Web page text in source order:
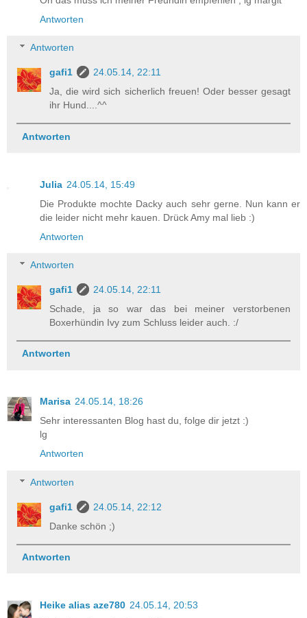
Antworten
Antworten
gafi1
24.05.14, 22:11
Ja, die wird sich sicherlich freuen! Oder besser gesagt
ihr Hund....^^
Antworten
Julia 24.05.14, 15:49
Die Produkte mochte Dacky auch sehr gerne. Nun kann er
die leider nicht mehr kauen. Drück Amy mal lieb :)
Antworten
Antworten
gafi1
24.05.14, 22:11
Schade, ja so war das bei meiner verstorbenen
Boxerhündin Ivy zum Schluss leider auch. :/
Antworten
Marisa 24.05.14, 18:26
Sehr interessanten Blog hast du, folge dir jetzt :)
lg
Antworten
Antworten
gafi1
24.05.14, 22:12
Danke schön ;)
Antworten
Heike alias aze780 24.05.14, 20:53